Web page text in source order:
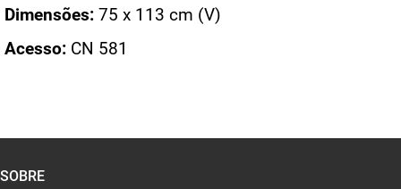
Dimensões: 75 x 113 cm (V)
Acesso: CN 581
SOBRE